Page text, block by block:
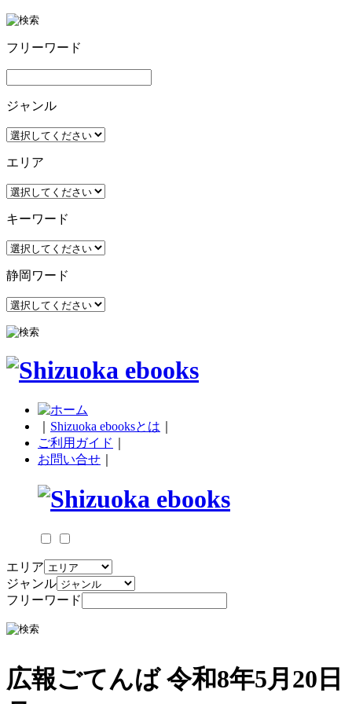
フリーワード
ジャンル
エリア
キーワード
静岡ワード
Shizuoka ebooksとは
ご利用ガイド
お問い合せ
エリア
ジャンル
フリーワード
広報ごてんば 令和8年5月20日